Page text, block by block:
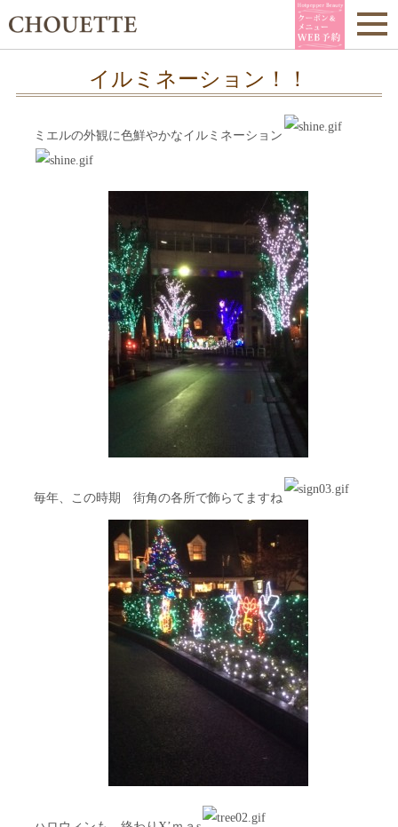
イルミネーション！！
ミエルの外観に色鮮やかなイルミネーション
毎年、この時期 街角の各所で飾らてますね